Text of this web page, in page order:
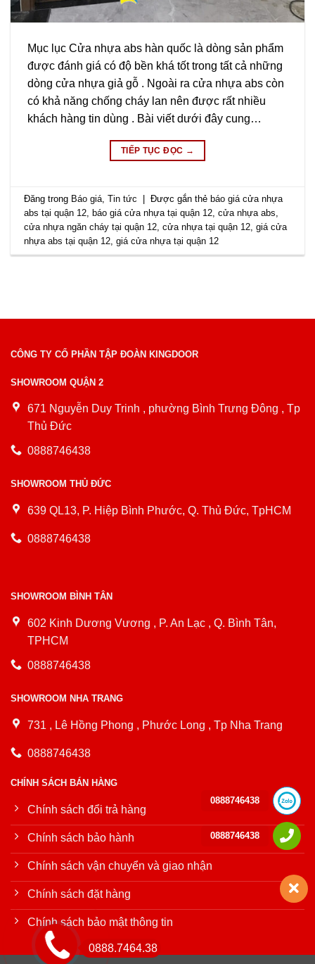
Mục lục Cửa nhựa abs hàn quốc là dòng sản phẩm
được đánh giá có độ bền khá tốt trong tất cả những
dòng cửa nhựa giả gỗ . Ngoài ra cửa nhựa abs còn
có khả năng chống cháy lan nên được rất nhiều
khách hàng tin dùng . Bài viết dưới đây cung…
TIẾP TỤC ĐỌC →
Đăng trong Báo giá ,Tin tức Được gắn thẻ báo giá cửa nhựa
abs tại quận 12
báo giá cửa nhựa tại quận 12 ,cửa nhựa abs
cửa nhựa ngăn cháy tại quận 12 ,cửa nhựa tại quận 12 ,giá cửa
nhựa abs tại quận 12 ,giá cửa nhựa tại quận 12
CÔNG TY CỔ PHẦN TẬP ĐOÀN KINGDOOR
SHOWROOM QUẬN 2
671 Nguyễn Duy Trinh , phường Bình Trưng Đông , Tp
Thủ Đức
0888746438
SHOWROOM THỦ ĐỨC
639 QL13, P. Hiệp Bình Phước, Q. Thủ Đức, TpHCM
0888746438
SHOWROOM BÌNH TÂN
602 Kinh Dương Vương , P. An Lạc , Q. Bình Tân,
TPHCM
0888746438
SHOWROOM NHA TRANG
731 , Lê Hồng Phong , Phước Long , Tp Nha Trang
0888746438
CHÍNH SÁCH BÁN HÀNG
Chính sách đổi trả hàng
Chính sách bảo hành
Chính sách vận chuyển và giao nhận
Chính sách đặt hàng
Chính sách bảo mật thông tin
0888.7464.38
0888746438
0888746438